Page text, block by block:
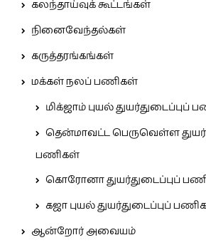
கலந்தாய்வுக் கூட்டங்கள்
நினைவேந்தல்கள்
கருத்தரங்கங்கள்
மக்கள் நலப் பணிகள்
மிக்ஜாம் புயல் துயர்துடைப்புப்
தென்மாவட்ட பெருவெள்ள துயர்
பணிகள்
கொரோனா துயர்துடைப்புப்
கஜா புயல் துயர்துடைப்புப்
ஆன்றோர் அவையம்